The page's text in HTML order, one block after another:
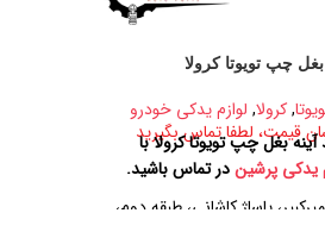
بغل چپ تویوتا کرولا
,کرولا, لوازم یدکی خودرو
قیمت، لطفا تماس بگیرید
بغل چپ تویوتا کرولا با
یدکی پرشیندر تماس باشید.
پاساژ کاشانی، طبقه دوم،